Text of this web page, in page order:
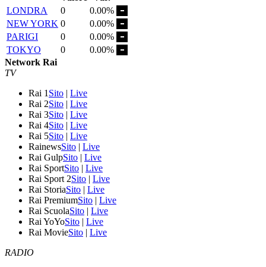
LONDRA
0
0.00%
NEW YORK 0
0.00%
PARIGI
0
0.00%
TOKYO
0
0.00%
Network Rai
TV
Rai 1 Sito | Live
Rai 2Sito | Live
Rai 3Sito | Live
Rai 4Sito | Live
Rai 5Sito | Live
RainewsSito | Live
Rai GulpSito | Live
Rai SportSito | Live
Rai Sport 2Sito | Live
Rai StoriaSito | Live
Rai PremiumSito | Live
Rai ScuolaSito | Live
Rai YoYoSito | Live
Rai MovieSito | Live
RADIO